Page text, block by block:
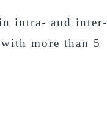
intra- and inter-
more than 5